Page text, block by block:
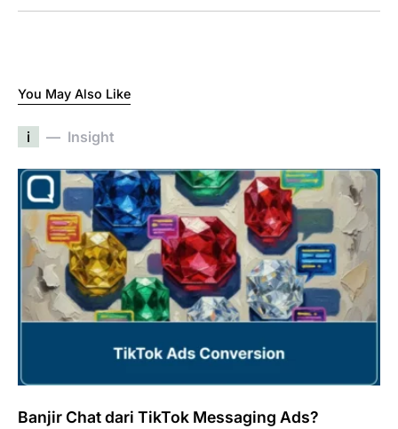
You May Also Like
i Insight
Banjir Chat dari TikTok Messaging Ads?